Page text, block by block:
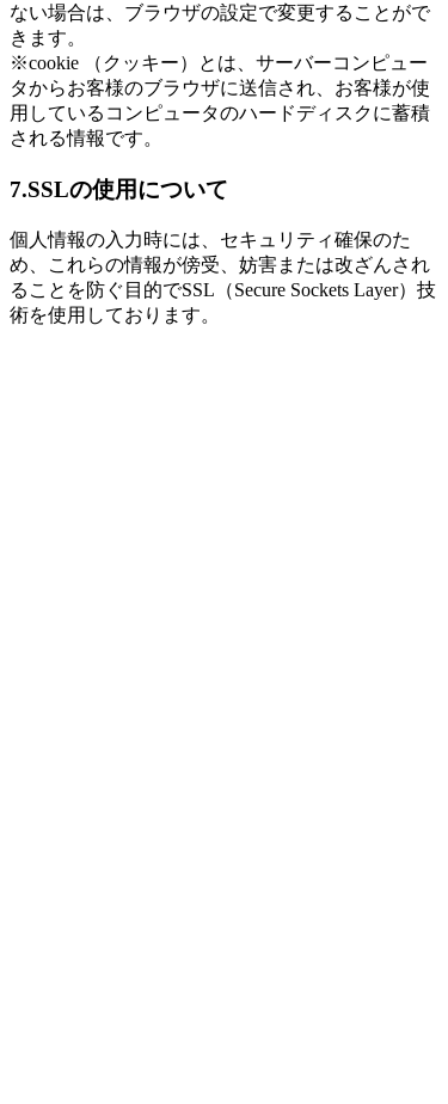
ない場合は、ブラウザの設定で変更することがで
きます。
※cookie （クッキー）とは、サーバーコンピュー
タからお客様のブラウザに送信され、お客様が使
用しているコンピュータのハードディスクに蓄積
される情報です。
7.SSLの使用について
個人情報の入力時には、セキュリティ確保のた
め、これらの情報が傍受、妨害または改ざんされ
ることを防ぐ目的でSSL（Secure Sockets Layer）技
術を使用しております。